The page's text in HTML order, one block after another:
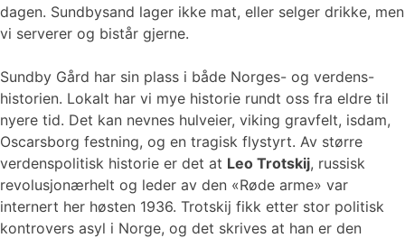
dagen. Sundbysand lager ikke mat, eller selger drikke, men
vi serverer og bistår gjerne.
Sundby Gård har sin plass i både Norges- og verdens-
historien. Lokalt har vi mye historie rundt oss fra eldre til
nyere tid. Det kan nevnes hulveier, viking gravfelt, isdam,
Oscarsborg festning, og en tragisk flystyrt. Av større
verdenspolitisk historie er det at Leo Trotskij, russisk
revolusjonærhelt og leder av den «Røde arme» var
internert her høsten 1936. Trotskij fikk etter stor politisk
kontrovers asyl i Norge, og det skrives at han er den